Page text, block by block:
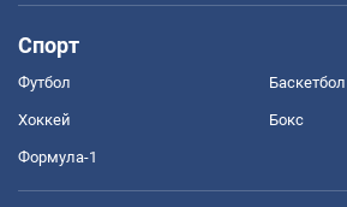
Спорт
Футбол Баскетбол
Хоккей Бокс
Формула-1